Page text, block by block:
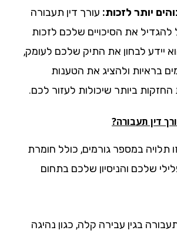
יותר לזכות:עורך דין תעבורה
את הסיכויים שלכם לזכות
לבחון את התיק שלכם לעומק,
ולהציג את הטענות
ביותר שיכולות לעזור לכם.
תעבורה?
במספר גורמים, כולל חומרת
והניסיון שלכם בתחום
בגין עבירה קלה, כגון נהיגה